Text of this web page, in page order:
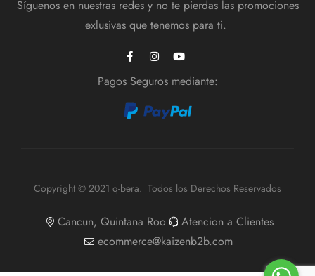
Síguenos en nuestras redes y no te pierdas las promociones
exlusivas que tenemos para ti.
Pagos Seguros mediante:
Copyright © 2021 q-bera. Todos los Derechos Reservados
Cancun, Quintana Roo
Atencion a Clientes
ecommerce@kaizenb2b.com